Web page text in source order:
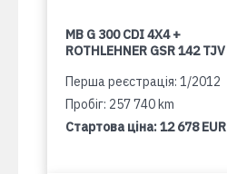
MB G 300 CDI 4X4 +
ROTHLEHNER GSR 142 TJV
Перша реєстрація: 1/2012
Пробіг: 257 740 km
Стартова ціна:12 678 EUR